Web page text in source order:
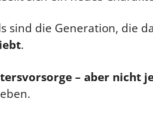
sind die Generation, die
.
– aber nicht